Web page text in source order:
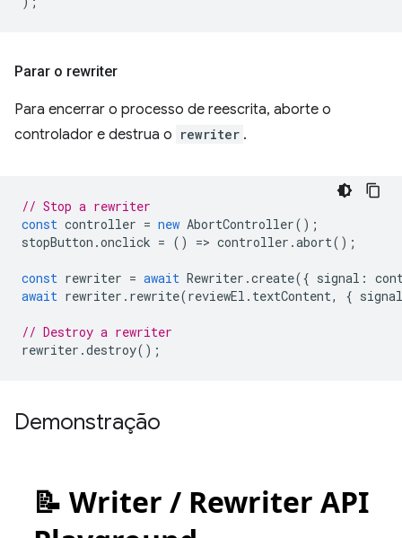
Parar o rewriter
Para encerrar o processo de reescrita, aborte o
controlador e destrua o rewriter .
// Stop a rewriter
const controller = new AbortController();
stopButton .onclick = () => controller .abort();
const rewriter = await Rewriter .create({ signal :
await rewriter . rewrite(reviewEl . textContent, { signal
// Destroy a rewriter
rewriter .destroy();
Demonstração